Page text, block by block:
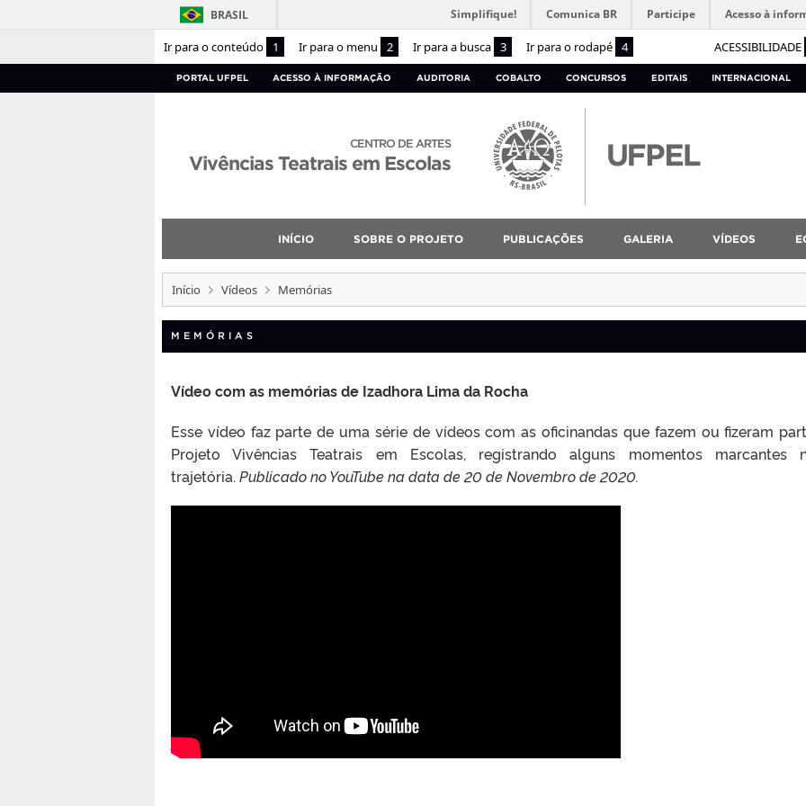
Ir para o conteúdo 1 Ir para o menu 2 Ir para a busca 3 Ir para o rodapé 4 ACESSIBILIDADE
BRASIL Simplifique! Comunica BR Participe Acesso à
PORTAL UFPEL ACESSO À INFORMAÇÃO AUDITORIA COBALTO CONCURSOS EDITAIS INTERNACIONAL
CENTRO DE ARTES
Vivências Teatrais em Escolas
INÍCIO SOBRE O PROJETO PUBLICAÇÕES GALERIA VÍDEOS
Início Vídeos Memórias
MEMÓRIAS
Vídeo com as memórias de Izadhora Lima da Rocha
Esse vídeo faz parte de uma série de vídeos com as oficinandas que fazem ou fizeram
Projeto Vivências Teatrais em Escolas, registrando alguns momentos marcantes
trajetória. Publicado no YouTube na data de 20 de Novembro de 2020.